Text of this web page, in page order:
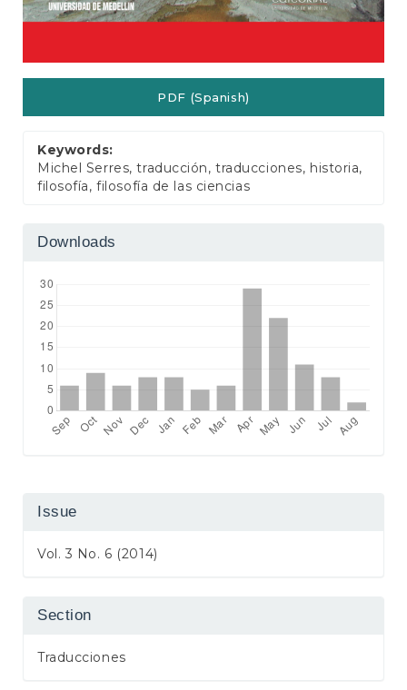
PDF (Spanish)
Keywords:
Michel Serres, traducción, traducciones, historia,
filosofía, filosofía de las ciencias
Downloads
Issue
Vol. 3 No. 6 (2014)
Section
Traducciones